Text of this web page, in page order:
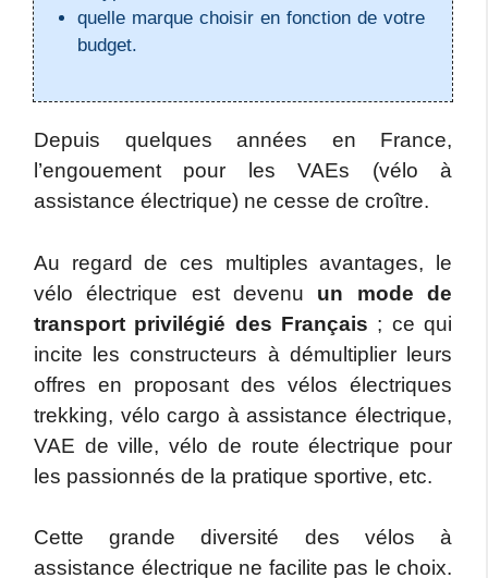
quelle marque choisir en fonction de votre
budget.
Depuis quelques années en France,
l’engouement pour les VAEs (vélo à
assistance électrique) ne cesse de croître.
Au regard de ces multiples avantages, le
vélo électrique est devenu un mode de
transport privilégié des Français ; ce qui
incite les constructeurs à démultiplier leurs
offres en proposant des vélos électriques
trekking, vélo cargo à assistance électrique,
VAE de ville, vélo de route électrique pour
les passionnés de la pratique sportive, etc.
Cette grande diversité des vélos à
assistance électrique ne facilite pas le choix.